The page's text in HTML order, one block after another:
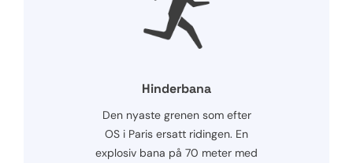
Hinderbana
Den nyaste grenen som efter
OS i Paris ersatt ridingen. En
explosiv bana på 70 meter med